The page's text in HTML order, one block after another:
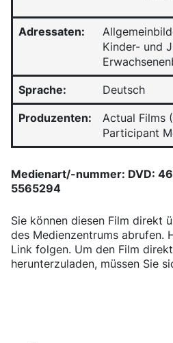
Adressaten:
Kinder- und
Sprache: Deutsch
Produzenten:
Actual Films
Participant
Medienart/-nummer: DVD:
5565294
Sie können diesen Film direkt
des Medienzentrums abrufen.
Link folgen. Um den Film
herunterzuladen, müssen Sie